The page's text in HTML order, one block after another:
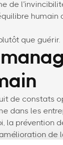
de
humain
que guérir.
de constats
dans les
la prévention
de